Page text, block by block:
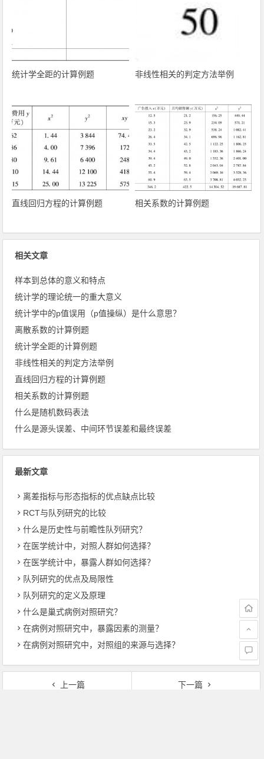
统计学全距的计算例题 非线性相关的判定方法举例
直线回归方程的计算例题 相关系数的计算例题
相关文章
样本到总体的意义和特点
统计学的理论统一的重大意义
统计学中的p值误用（p值操纵）是什么意思？
离散系数的计算例题
统计学全距的计算例题
非线性相关的判定方法举例
直线回归方程的计算例题
相关系数的计算例题
什么是随机数码表法
什么是源头误差、中间环节误差和最终误差
最新文章
离差指标与形态指标的优点缺点比较
RCT与队列研究的比较
什么是历史性与前瞻性队列研究？
在医学统计中，对照人群如何选择？
在医学统计中，暴露人群如何选择？
队列研究的优点及局限性
队列研究的定义及原理
什么是巢式病例对照研究？
在病例对照研究中，暴露因素的测量？
在病例对照研究中，对照组的来源与选择？
上一篇
下一篇